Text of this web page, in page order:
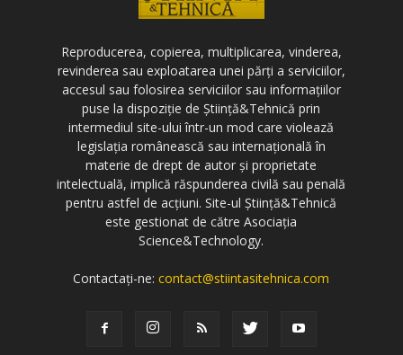
Reproducerea, copierea, multiplicarea, vinderea,
revinderea sau exploatarea unei părți a serviciilor,
accesul sau folosirea serviciilor sau informațiilor
puse la dispoziție de Știință&Tehnică prin
intermediul site-ului într-un mod care violează
legislația românească sau internațională în
materie de drept de autor și proprietate
intelectuală, implică răspunderea civilă sau penală
pentru astfel de acțiuni. Site-ul Știință&Tehnică
este gestionat de către Asociația
Science&Technology.
Contactați-ne:contact@stiintasitehnica.com